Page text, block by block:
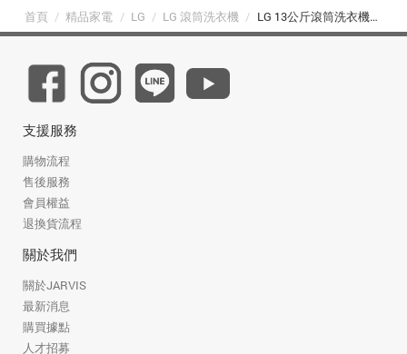
首頁 / 精品家電 / LG / LG 滾筒洗衣機 / LG 13公斤滾筒洗衣機｜冰瓷白｜蒸洗脫 (WD-S13VBW)
支援服務
購物流程
售後服務
會員權益
退換貨流程
關於我們
關於JARVIS
最新消息
購買據點
人才招募